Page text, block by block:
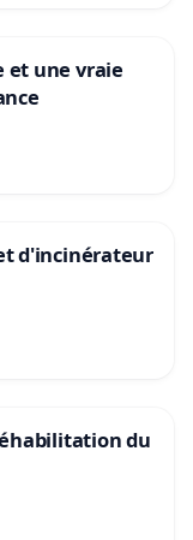
et une vraie
d'incinérateur
du